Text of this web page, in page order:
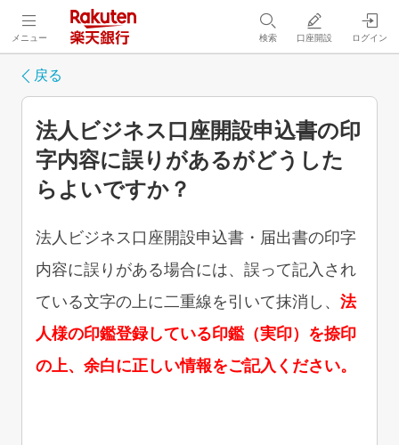
メニュー 検索 口座開設 ログイン
戻る
法人ビジネス口座開設申込書の印
字内容に誤りがあるがどうした
らよいですか？
法人ビジネス口座開設申込書・届出書の印字
内容に誤りがある場合には、誤って記入され
ている文字の上に二重線を引いて抹消し、 法
人様の印鑑登録している印鑑（実印）を捺印
の上、余白に正しい情報をご記入ください。